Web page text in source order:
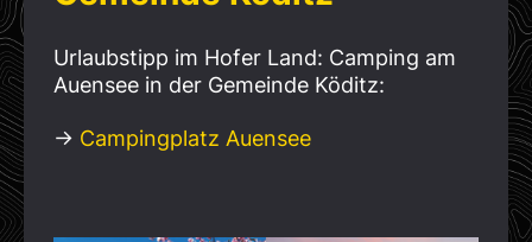
Urlaubstipp im Hofer Land: Camping am
Auensee in der Gemeinde Köditz:
→ Campingplatz Auensee